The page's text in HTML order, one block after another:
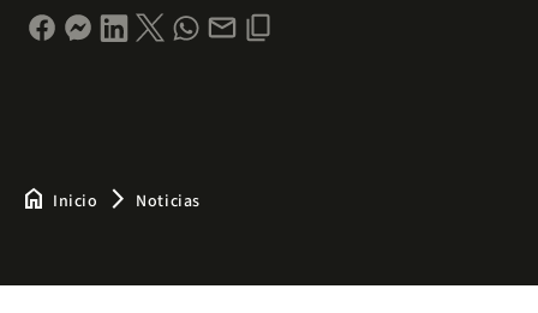
home Inicio arrow_forward_ios Noticias